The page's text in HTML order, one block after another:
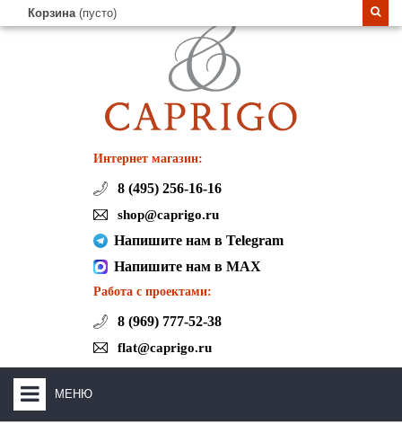
Корзина (пусто)
Интернет магазин:
8 (495) 256-16-16
shop@caprigo.ru
Напишите нам в Telegram
Напишите нам в MAX
Работа с проектами:
8 (969) 777-52-38
flat@caprigo.ru
МЕНЮ